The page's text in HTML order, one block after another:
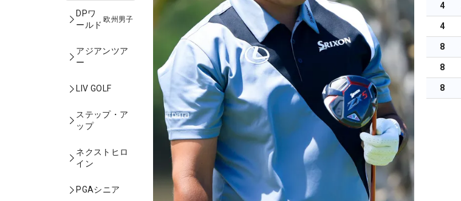
DPワ
ールド
欧州男子
アジアンツア
ー
LIV GOLF
ステップ・ア
ップ
ネクストヒロ
イン
PGAシニア
4
4
8
8
8